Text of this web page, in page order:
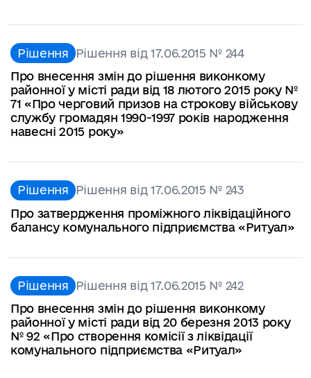
Рішення Рішення від 17.06.2015 № 244
Про внесення змін до рішення виконкому
районної у місті ради від 18 лютого 2015 року №
71 «Про черговий призов на строкову військову
службу громадян 1990-1997 років народження
навесні 2015 року»
Рішення Рішення від 17.06.2015 № 243
Про затвердження проміжного ліквідаційного
балансу комунального підприємства «Ритуал»
Рішення Рішення від 17.06.2015 № 242
Про внесення змін до рішення виконкому
районної у місті ради від 20 березня 2013 року
№ 92 «Про створення комісії з ліквідації
комунального підприємства «Ритуал»